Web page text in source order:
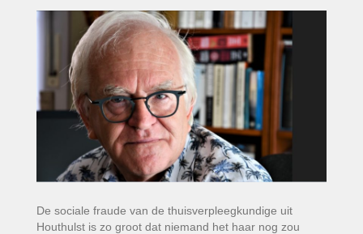
De sociale fraude van de thuisverpleegkundige uit
Houthulst is zo groot dat niemand het haar nog zou